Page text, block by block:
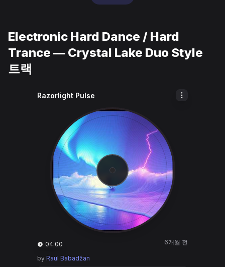
Electronic Hard Dance / Hard
Trance — Crystal Lake Duo Style
트랙
Razorlight Pulse
04:00 6개월 전
by Raul Babadžan